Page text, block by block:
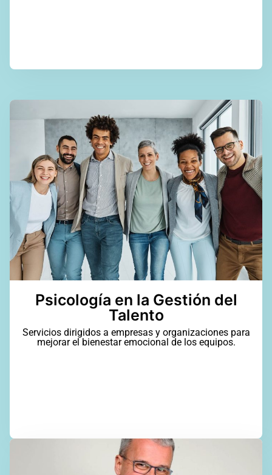
Psicología en la Gestión del
Talento
Servicios dirigidos a empresas y organizaciones para
mejorar el bienestar emocional de los equipos.